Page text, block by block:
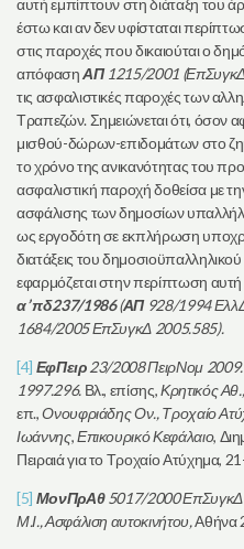
αυτή εμπίπτουν στη διάταξη του
έστω και αν δεν υφίσταται
στις παροχές που δικαιούται ο
απόφασηΑΠ1215/2001
τις ασφαλιστικές παροχές των
Τραπεζών. Σημειώνεται ότι, όσον
μισθού-δώρων-επιδομάτων στο
το χρόνο της ανικανότητας του
ασφαλιστική παροχή δοθείσα με
ασφάλισης των δημοσίων
ως εργοδότη σε εκπλήρωση
διατάξεις του
εφαρμόζεται στην περίπτωση
α’ πδ237/1986(ΑΠ928/1994
1684/2005 ΕπΣυγκΔ 2005.585).
[4] ΕφΠειρ23/2008 ΠειρΝομ
1997.296.Βλ., επίσης,Κρητικός
επ.,Ονουφριάδης Ον., Τροχαίο
Ιωάννης,Επικουρικό Κεφάλαιο,
Πειραιά για το Τροχαίο Ατύχημα,
[5] ΜονΠρΑθ5017/2000 ΕπΣυγκΔ
Μ.Ι., Ασφάλιση αυτοκινήτου,Αθήνα